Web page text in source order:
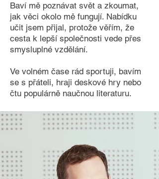
Baví mě poznávat svět a zkoumat,
jak věci okolo mě fungují. Nabídku
učit jsem přijal, protože věřím, že
cesta k lepší společnosti vede přes
smysluplné vzdělání.
Ve volném čase rád sportuji, bavím
se s přáteli, hraji deskové hry nebo
čtu populárně naučnou literaturu.